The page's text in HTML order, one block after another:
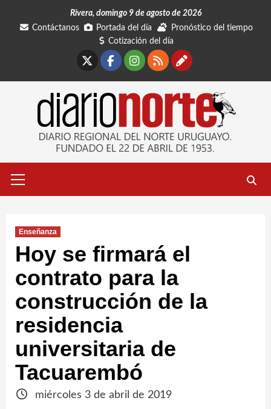
Rivera, domingo 9 de agosto de 2026
Contáctanos
Portada del día
Pronóstico del tiempo
Cotización del día
Facebook
Instagram
RSSContáctanos
primario
Enseñanza
Hoy se firmará el
contrato para la
construcción de la
residencia
universitaria de
Tacuarembó
miércoles 3 de abril de 2019